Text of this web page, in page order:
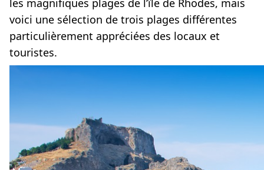
les magnifiques plages de l’île de Rhodes, mais
voici une sélection de trois plages différentes
particulièrement appréciées des locaux et
touristes.